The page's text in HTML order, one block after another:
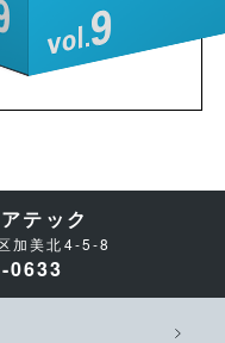
テック
加美北4-5-8
0633